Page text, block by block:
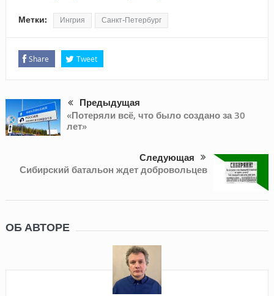
Метки: Ингрия Санкт-Петербург
Share Tweet
Предыдущая
«Потеряли всё, что было создано за 30
лет»
Следующая
Сибирский батальон ждет добровольцев
ОБ АВТОРЕ